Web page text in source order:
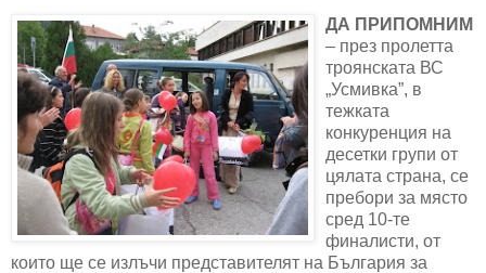
ДА ПРИПОМНИМ
– през пролетта
троянската ВС
„Усмивка”, в
тежката
конкуренция на
десетки групи от
цялата страна, се
пребори за място
сред 10-те
финалисти, от
които ще се излъчи представителят на България за